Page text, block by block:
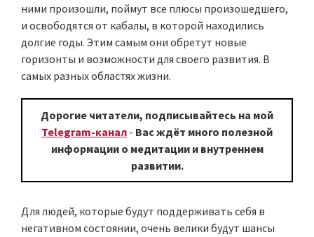
ними произошли, поймут все плюсы произошедшего,
и освободятся от кабалы, в которой находились
долгие годы. Этим самым они обретут новые
горизонты и возможности для своего развития. В
самых разных областях жизни.
Дорогие читатели, подписывайтесь на мой
Telegram-канал - Вас ждёт много полезной
информации о медитации и внутреннем
развитии.
Для людей, которые будут поддерживать себя в
негативном состоянии, очень велики будут шансы